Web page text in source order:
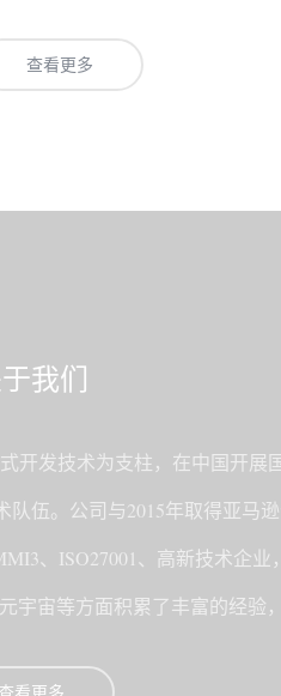
查看更多
我们
开发技术为支柱，在中国开展
伍。公司与2015年取得亚马
、ISO27001、高新技术企
宙等方面积累了丰富的经验